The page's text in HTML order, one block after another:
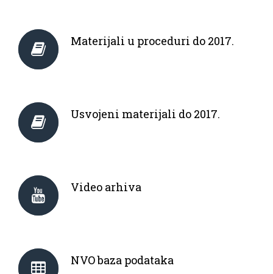
Materijali u proceduri do 2017.
Usvojeni materijali do 2017.
Video arhiva
NVO baza podataka